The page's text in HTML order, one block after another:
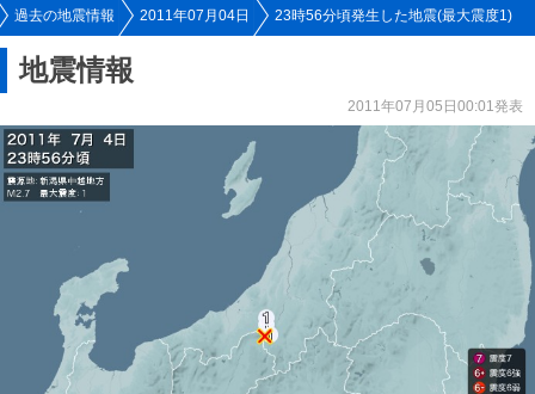
過去の地震情報 2011年07月04日 23時56分頃発生した地震(最大震度1)
地震情報
2011年07月05日00:01発表